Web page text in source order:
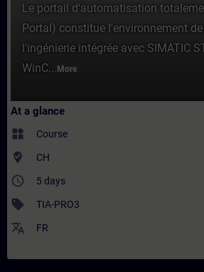
Le portail d'automatisation
Portal) constitue l'environnement
l'ingénierie intégrée avec SIMATIC
WinC... More
At a glance
widgets Course
where_to_vote CH
access_time 5 days
sell TIA-PRO3
translate FR